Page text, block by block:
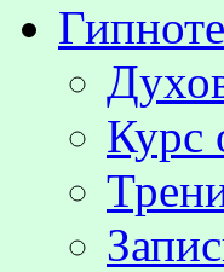
Курс